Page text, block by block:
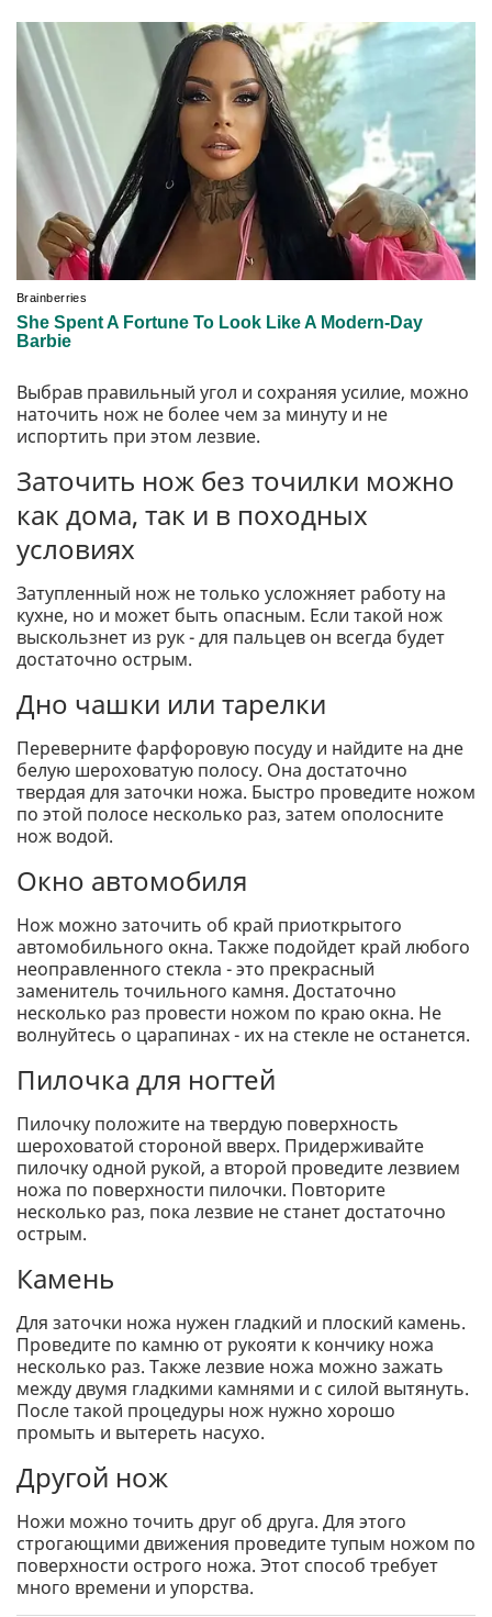
Выбрав правильный угол и сохраняя усилие, можно
наточить нож не более чем за минуту и не
испортить при этом лезвие.
Заточить нож без точилки можно
как дома, так и в походных
условиях
Затупленный нож не только усложняет работу на
кухне, но и может быть опасным. Если такой нож
выскользнет из рук - для пальцев он всегда будет
достаточно острым.
Дно чашки или тарелки
Переверните фарфоровую посуду и найдите на дне
белую шероховатую полосу. Она достаточно
твердая для заточки ножа. Быстро проведите ножом
по этой полосе несколько раз, затем ополосните
нож водой.
Окно автомобиля
Нож можно заточить об край приоткрытого
автомобильного окна. Также подойдет край любого
неоправленного стекла - это прекрасный
заменитель точильного камня. Достаточно
несколько раз провести ножом по краю окна. Не
волнуйтесь о царапинах - их на стекле не останется.
Пилочка для ногтей
Пилочку положите на твердую поверхность
шероховатой стороной вверх. Придерживайте
пилочку одной рукой, а второй проведите лезвием
ножа по поверхности пилочки. Повторите
несколько раз, пока лезвие не станет достаточно
острым.
Камень
Для заточки ножа нужен гладкий и плоский камень.
Проведите по камню от рукояти к кончику ножа
несколько раз. Также лезвие ножа можно зажать
между двумя гладкими камнями и с силой вытянуть.
После такой процедуры нож нужно хорошо
промыть и вытереть насухо.
Другой нож
Ножи можно точить друг об друга. Для этого
строгающими движения проведите тупым ножом по
поверхности острого ножа. Этот способ требует
много времени и упорства.